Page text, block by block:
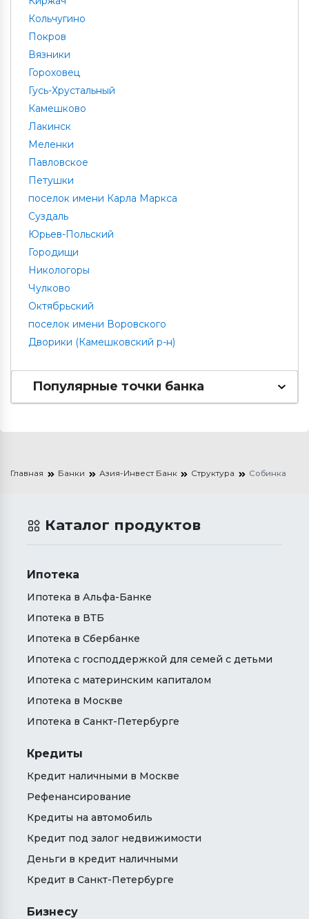
Кольчугино
Покров
Вязники
Гороховец
Гусь-Хрустальный
Камешково
Лакинск
Меленки
Павловское
Петушки
поселок имени Карла Маркса
Суздаль
Юрьев-Польский
Городищи
Никологоры
Чулково
Октябрьский
поселок имени Воровского
Дворики (Камешковский р-н)
Популярные точки банка
Главная Банки Азия-Инвест Банк Структура Собинка
Каталог продуктов
Ипотека
Ипотека в Альфа-Банке
Ипотека в ВТБ
Ипотека в Сбербанке
Ипотека с господдержкой для семей с детьми
Ипотека с материнским капиталом
Ипотека в Москве
Ипотека в Санкт-Петербурге
Кредиты
Кредит наличными в Москве
Рефенансирование
Кредиты на автомобиль
Кредит под залог недвижимости
Деньги в кредит наличными
Кредит в Санкт-Петербурге
Бизнесу